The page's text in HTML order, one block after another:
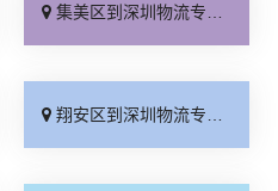
集美区到深圳物流专线_实时跟踪 「省事省心」
翔安区到深圳物流专线_损坏理赔「无需中转」